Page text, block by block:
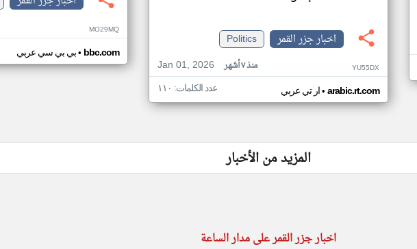
اخبار جزر القمر
Politics
Jan 01, 2026
منذ ٧ أشهر YU55DX
ار تي عربي• arabic.rt.com عدد الكلمات: ١١٠
MO29MQ
بي بي سي عربي• bbc.com
المزيد من الأخبار
اخبار جزر القمر على مدار الساعة